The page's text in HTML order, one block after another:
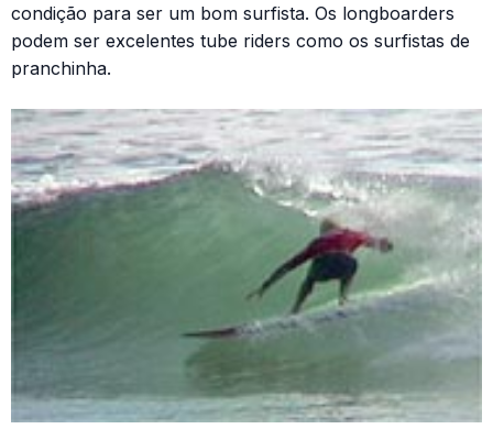
condição para ser um bom surfista. Os longboarders
podem ser excelentes tube riders como os surfistas de
pranchinha.